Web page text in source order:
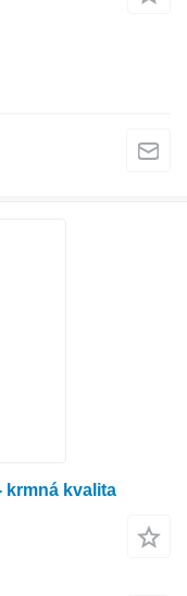
krmná kvalita